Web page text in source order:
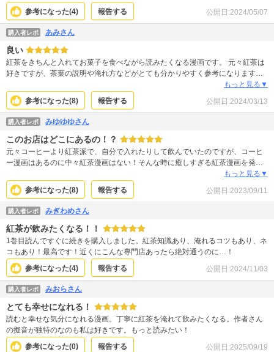
参考になった(4) 報告する 公開日:2024/05/07
購入者レポ あみさん
良い
紅茶をきちんと入れてお菓子を食べながら読みたくなる漫画です。 元々紅茶は
好きですが、茶葉の説明や淹れ方などがとても分かりやすく参考になります。
人物、茶器もお菓子も全体的に絵もキレイで読んでて 優雅な気持ちになれま
す。 私生活でカフェや紅茶専門店に行くのが楽しみになりそうです。
もっと見る▼
参考になった(8) 報告する 公開日:2024/03/13
購入者レポ みゆゆゆさん
このお店はどこにあるの！？
元々コーヒーより紅茶派で、自分で入れたりして飲んでいたのですが、コーヒ
ー漫画はあるのに中々紅茶漫画はない！そんな時に癒しすぎる紅茶漫画を発
見！！お店のオーナーの瀧さん、猫のキームンくん、お店にやってくる人達、
紅茶に合うお菓子や紅茶の知識など、読んでいてこちら側もタメになります
し、私もこんなふうにティーカップセットを買って紅茶を淹れてみようかなっ
て気持ちにさせまれます！猫のキームンくんが本当に可愛く接客苦手な瀧さん
の心強いサーポーターです！疲れた心に染み渡る漫画です
もっと見る▼
参考になった(8) 報告する 公開日:2023/09/11
購入者レポ みぎわめさん
紅茶が飲みたくなる！！
1巻目読んですぐに続きを購入しました。紅茶知識あり、淹れるコツもあり、ネ
コもあり！最高です！近くにこんな専門店あったら絶対通うのに…！
参考になった(4) 報告する 公開日:2024/11/03
購入者レポ みおらさん
とても幸せになれる！
読むと幸せな気分になれる漫画。丁寧に紅茶を淹れて飲みたくなる。作者さん
の擬音が独特のなのも私は好きです。もっと読みたい！
参考になった(0) 報告する 公開日:2025/09/19